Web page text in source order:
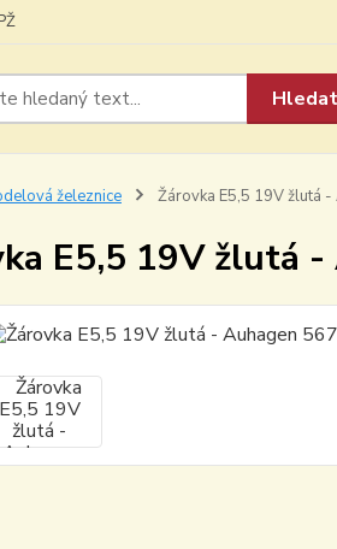
Hledat
železnice Žárovka E5,5 19V žlutá
E5,5 19V žlutá